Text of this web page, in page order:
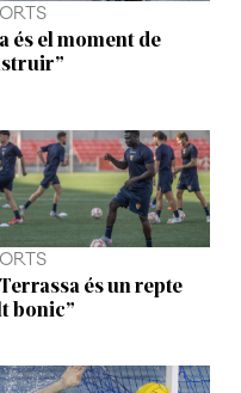
és el moment de
és un repte
bonic”